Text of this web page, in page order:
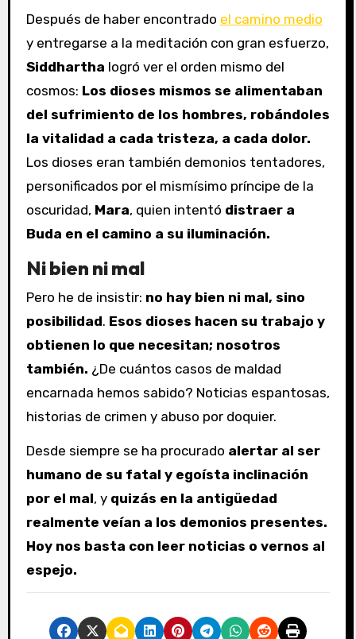
Después de haber encontrado el camino medio
y entregarse a la meditación con gran esfuerzo,
Siddhartha logró ver el orden mismo del
cosmos: Los dioses mismos se alimentaban
del sufrimiento de los hombres, robándoles
la vitalidad a cada tristeza, a cada dolor.
Los dioses eran también demonios tentadores,
personificados por el mismísimo príncipe de la
oscuridad, Mara, quien intentó distraer a
Buda en el camino a su iluminación.
Ni bien ni mal
Pero he de insistir: no hay bien ni mal, sino
posibilidad. Esos dioses hacen su trabajo y
obtienen lo que necesitan; nosotros
también. ¿De cuántos casos de maldad
encarnada hemos sabido? Noticias espantosas,
historias de crimen y abuso por doquier.
Desde siempre se ha procurado alertar al ser
humano de su fatal y egoísta inclinación
por el mal, y quizás en la antigüedad
realmente veían a los demonios presentes.
Hoy nos basta con leer noticias o vernos al
espejo.